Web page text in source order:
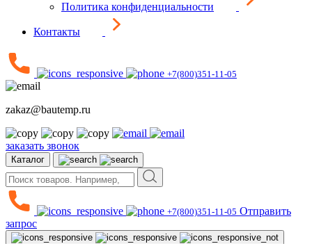
Политика конфиденциальности
Контакты
+7(800)351-11-05
zakaz@bautemp.ru
заказать звонок
Каталог
+7(800)351-11-05 Отправить
запрос